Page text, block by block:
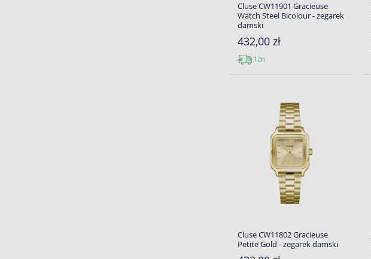
Cluse CW11901 Gracieuse
Watch Steel Bicolour - zegarek
damski
432,00 zł
12h
Cluse CW11802 Gracieuse
Petite Gold - zegarek damski